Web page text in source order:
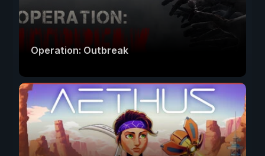
Operation: Outbreak